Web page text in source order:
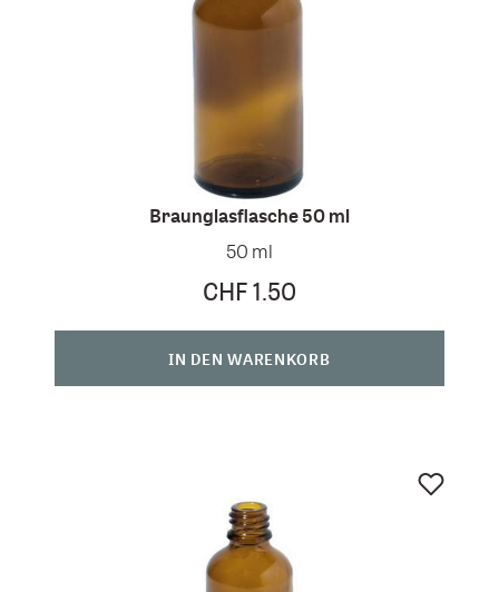
Braunglasflasche 50 ml
50 ml
CHF 1.50
IN DEN WARENKORB